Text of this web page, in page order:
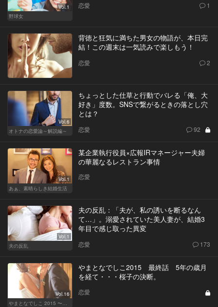
Vol.1
野球女
恋愛 1
背徳と狂気に満ちた男女の物語が、本日完
結！この週末は一気読みで楽しもう！
恋愛 2
Vol.6
オトナの恋愛論～解説編～
ちょっとした仕草と行動でバレる「俺、大
好き」度数。SNSで繋がるときの落とし穴
とは？
恋愛 92
Vol.1
あぁ、素晴らしき結婚生活
某企業執行役員×広報IRマネージャー夫婦
の華麗なるレストラン事情
恋愛
Vol.1
夫の反乱
夫の反乱：「夫が、私の誘いを断るなん
て…」。溺愛されていた美人妻が、結婚3
年目で感じ取った異変
恋愛 173
Vol.16
やまとなでしこ 2015 〜極上の結婚〜
やまとなでしこ2015 最終話 5年の歳月
を経て・・・桜子の決断。
恋愛